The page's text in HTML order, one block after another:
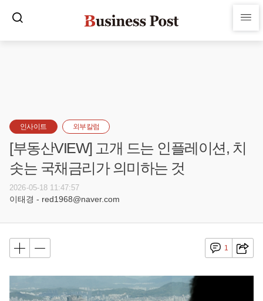
인사이트 외부칼럼
[부동산VIEW] 고개 드는 인플레이션, 치
솟는 국채금리가 의미하는 것
2026-05-18 11:47:57
이태경 - red1968@naver.com
1